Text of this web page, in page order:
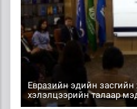
Евразийн эдийн
хэлэлцээрийн талаар